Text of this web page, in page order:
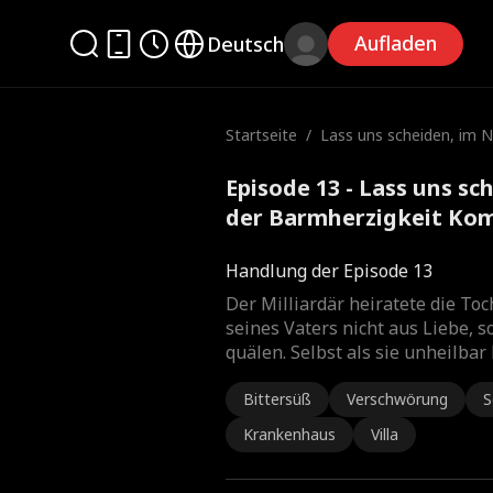
Deutsch Aufladen
Startseite / Lass uns scheiden, im
Episode 13 - Lass uns
der Barmherzigkeit
Handlung der Episode 13
Der Milliardär heiratete die
seines Vaters nicht aus Liebe,
quälen. Selbst als sie
Bittersüß Verschwörung
Krankenhaus
Villa